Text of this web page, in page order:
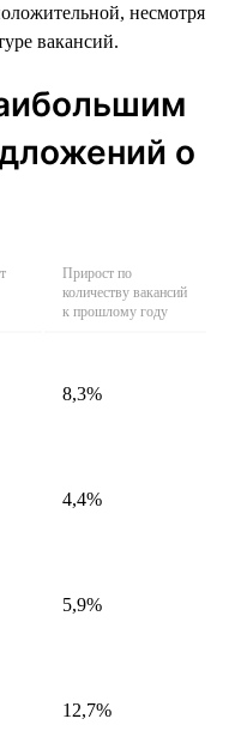
несмотря
вакансий.
о
Прирост по
количеству вакансий
к прошлому году
8,3%
4,4%
5,9%
12,7%